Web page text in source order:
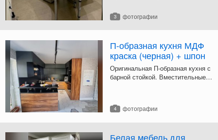
столешницами, подстольные
тумбы, круглый столик и
3 фотографии
П-образная кухня МДФ
краска (черная) + шпон
Оригинальная П-образная кухня с
барной стойкой. Вместительные
без ручек (система Push-To-Open).
4 фотографии
Белая мебель для